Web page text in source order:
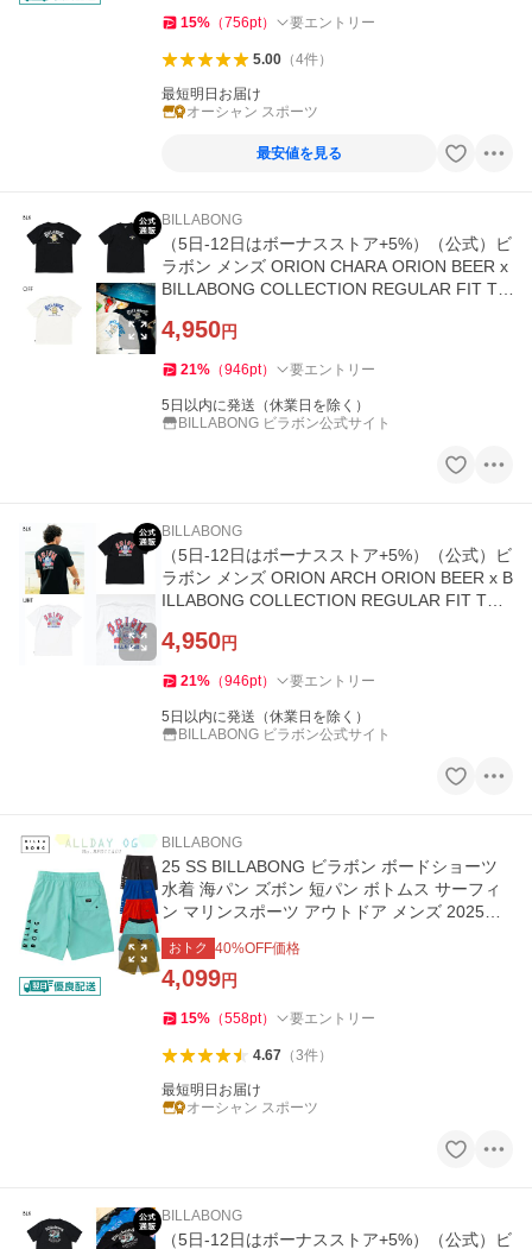
15% （756pt） 要エントリー
5.00（4件）
最短明日お届け
オーシャン スポーツ
最安値を見る
BILLABONG
（5日-12日はボーナスストア+5%）（公式）ビ
ラボン メンズ ORION CHARA ORION BEER x
BILLABONG COLLECTION REGULAR FIT T
4,950円
21% （946pt） 要エントリー
5日以内に発送（休業日を除く）
BILLABONG ビラボン公式サイト
BILLABONG
（5日-12日はボーナスストア+5%）（公式）ビ
ラボン メンズ ORION ARCH ORION BEER x B
ILLABONG COLLECTION REGULAR FIT Tシ
4,950円
21% （946pt） 要エントリー
5日以内に発送（休業日を除く）
BILLABONG ビラボン公式サイト
BILLABONG
25 SS BILLABONG ビラボン ボードショーツ
水着 海パン ズボン 短パン ボトムス サーフィ
ン マリンスポーツ アウトドア メンズ 2025年
春夏 BF011401 日本正規品
おトク 40%OFF価格
4,099円
15% （558pt） 要エントリー
4.67（3件）
最短明日お届け
オーシャン スポーツ
BILLABONG
（5日-12日はボーナスストア+5%）（公式）ビ